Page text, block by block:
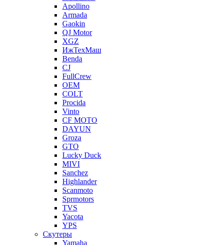
Apollino
Armada
Gaokin
QJ Motor
XGZ
ИжТехМаш
Benda
CJ
FullCrew
OEM
COLT
Procida
Vinto
CF MOTO
DAYUN
Groza
GTO
Lucky Duck
MIVI
Sanchez
Highlander
Scanmoto
Sprmotors
TVS
Yacota
YPS
Скутеры
Yamaha